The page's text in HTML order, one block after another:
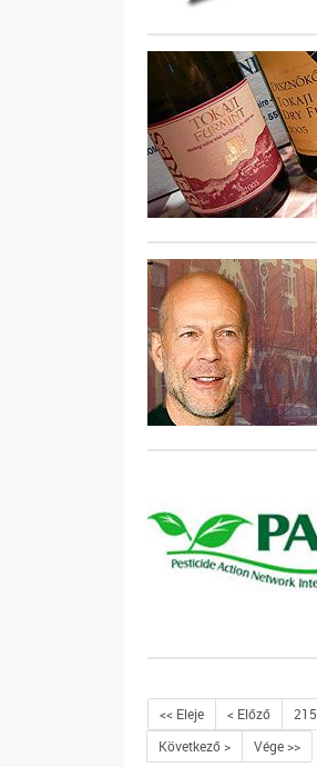
<< Eleje < Előző 215
Következő >
Vége >>